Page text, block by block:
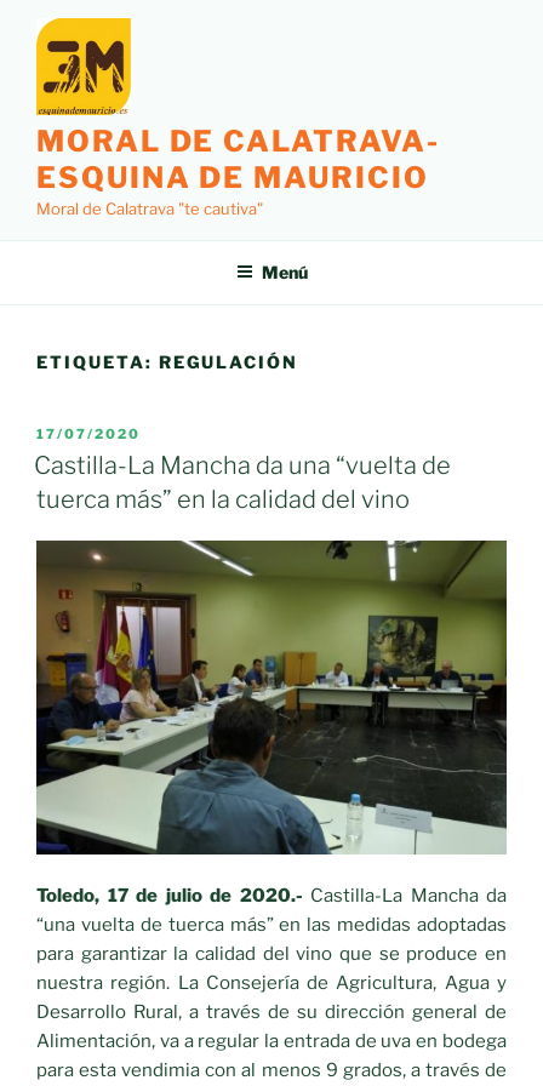
contenido
MORAL DE CALATRAVA-
ESQUINA DE MAURICIO
Moral de Calatrava "te cautiva"
Menú
ETIQUETA: REGULACIÓN
PUBLICADO
EL
17/07/2020
Castilla-La Mancha da una “vuelta de
tuerca más” en la calidad del vino
Toledo, 17 de julio de 2020.- Castilla-La Mancha da
“una vuelta de tuerca más” en las medidas adoptadas
para garantizar la calidad del vino que se produce en
nuestra región. La Consejería de Agricultura, Agua y
Desarrollo Rural, a través de su dirección general de
Alimentación, va a regular la entrada de uva en bodega
para esta vendimia con al menos 9 grados, a través de